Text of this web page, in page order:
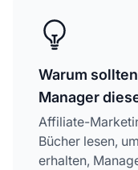
Warum
Manager
Affiliate-
Bücher lesen,
erhalten,